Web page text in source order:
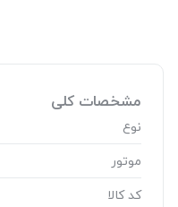
مشخصات کلی
نوع
موتور
کد کالا